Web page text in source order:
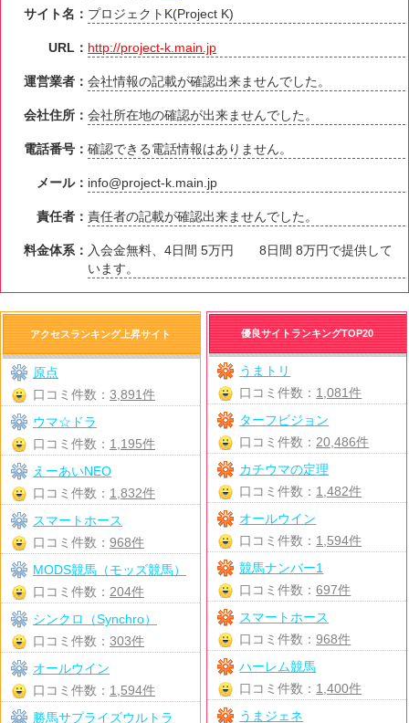
サイト名： プロジェクトK(Project K)
URL： http://project-k.main.jp
運営業者：会社情報の記載が確認出来ませんでした。
会社住所：会社所在地の確認が出来ませんでした。
電話番号：確認できる電話情報はありません。
メール： info@project-k.main.jp
責任者：責任者の記載が確認出来ませんでした。
料金体系： 入会金無料、4日間 5万円 8日間 8万円で提供して
います。
優良サイトランキングTOP20
うまトリ
口コミ件数： 1,081件
ターフビジョン
口コミ件数： 20,486件
カチウマの定理
口コミ件数： 1,482件
オールウイン
口コミ件数： 1,594件
競馬ナンバー1
口コミ件数：697件
スマートホース
口コミ件数：968件
ハーレム競馬
口コミ件数： 1,400件
うまジェネ
アクセスランキング上昇サイト
原点
口コミ件数： 3,891件
ウマ☆ドラ
口コミ件数： 1,195件
えーあいNEO
口コミ件数： 1,832件
スマートホース
口コミ件数： 968件
MODS競馬（モッズ競馬）
口コミ件数： 204件
シンクロ（Synchro）
口コミ件数： 303件
オールウイン
口コミ件数： 1,594件
勝馬サプライズウルトラ